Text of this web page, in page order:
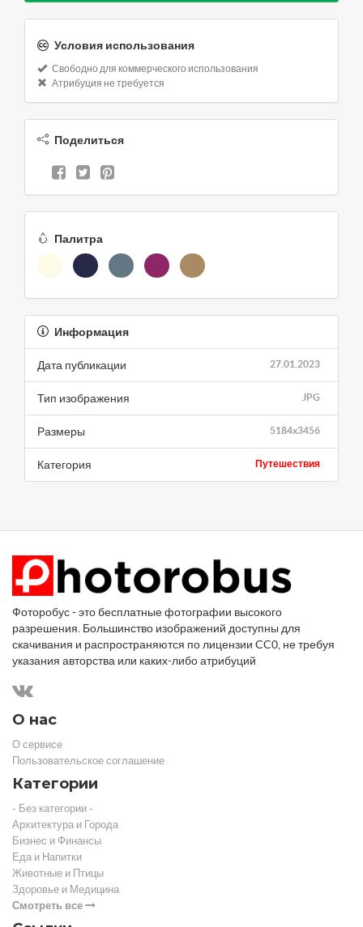
Условия использования
Свободно для коммерческого использования
Атрибуция не требуется
Поделиться
Палитра
Информация
27.01.2023
Дата публикации
JPG
Тип изображения
5184x3456
Размеры
Путешествия
Категория
Фоторобус - это бесплатные фотографии высокого
разрешения. Большинство изображений доступны для
скачивания и распространяются по лицензии CC0, не требуя
указания авторства или каких-либо атрибуций
О нас
О сервисе
Пользовательское соглашение
Категории
- Без категории -
Архитектура и Города
Бизнес и Финансы
Еда и Напитки
Животные и Птицы
Здоровье и Медицина
Смотреть все